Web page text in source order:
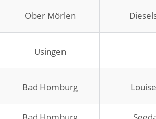
Ober Mörlen
Usingen
Bad Homburg